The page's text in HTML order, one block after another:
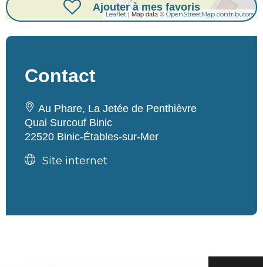
Leaflet| Map data © OpenStreetMap contributors
Ajouter à mes favoris
Contact
Au Phare, La Jetée de Penthièvre
Quai Surcouf Binic
22520 Binic-Étables-sur-Mer
Site internet